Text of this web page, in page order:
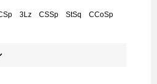
3Lz CSSp StSq CCoSp